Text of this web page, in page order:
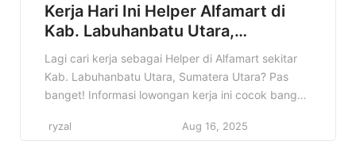
Kerja Hari Ini Helper Alfamart di
Kab. Labuhanbatu Utara,
Sumatera Utara Terbaru Tahun
2025
Lagi cari kerja sebagai Helper di Alfamart sekitar
Kab. Labuhanbatu Utara, Sumatera Utara? Pas
banget! Informasi lowongan kerja ini cocok banget
retail. Di artikel ini, kita bakal bahas tuntas semua
ryzal Aug 16, 2025